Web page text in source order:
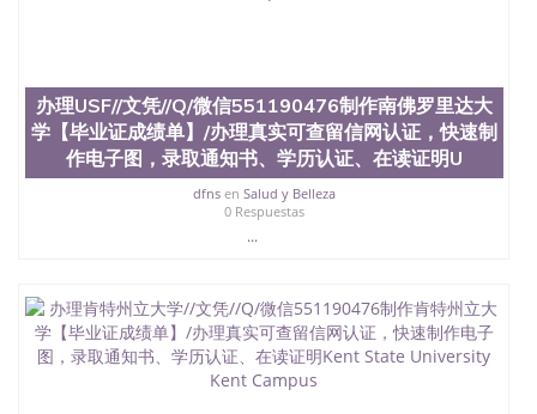
寸大小，纸张材质，防伪技术等等，并在时间收集到
原版实物，以求达到客户的需求。 我们的优势： 我
们在保证合理定价的同时，坚持较高性价比，通过品
质和效率不断优化，为您倾情诠释什么是高性价比。
咨询顾问：Sam q/微信:551190476 Q/微
信:551190476办理毕业证成绩单、教育部认证,录取通
知书，雅思，留学回国证明.
文凭、假文凭假毕业证假学历书制作、假制作、办
理、仿制学位证书、毕业证文凭、文凭毕业证、毕业
证认证、留服认证、使馆认证、使馆证明、使馆留学
回国人员证明、留学生认证、学历认证、文凭认证学
位认证、留学生学历认证、留学生学位认证、英国文
办理USF//文凭//Q/微信551190476制作南佛罗里达大
学【毕业证成绩单】/办理真实可查留信网认证，快速制
作电子图，录取通知书、学历认证、在读证明U
dfnsen Salud y Belleza
0 Respuestas
...